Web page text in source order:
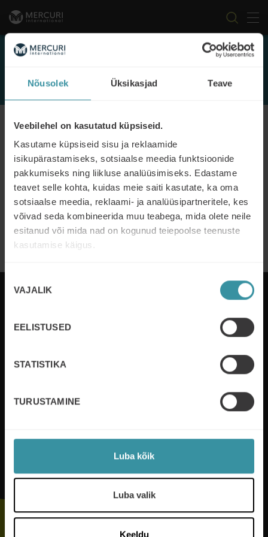
Nõusolek Üksikasjad Teave
Veebilehel on kasutatud küpsiseid.
Kasutame küpsiseid sisu ja reklaamide
isikupärastamiseks, sotsiaalse meedia funktsioonide
pakkumiseks ning liikluse analüüsimiseks. Edastame
teavet selle kohta, kuidas meie saiti kasutate, ka oma
sotsiaalse meedia, reklaami- ja analüüsipartneritele, kes
võivad seda kombineerida muu teabega, mida olete neile
esitanud või mida nad on kogunud teiepoolse teenuste
kasutamise käigus.
valik
VAJALIK
EELISTUSED
STATISTIKA
TURUSTAMINE
Luba kõik
Luba valik
Keeldu
Skip to content
FILTER
20/02/2026
Diferentseeritud müük
Read more
enam kui 50 riigis. Me teenindame kliente nii
lokaalselt kui globaalselt. Me kasvatame kasumit
Jälgi meid